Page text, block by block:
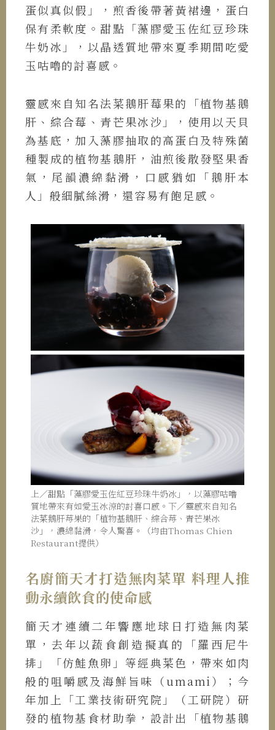
蛋似真似假」，煎香後帶著黃裙邊，蛋白
保有柔軟度。甜點「藻膠愛玉佐紅豆珍珠
牛奶冰」，以晶透質地帶來夏季期間吃愛
玉咕嚕的討喜感。
靈感來自知名法菜鵝肝莓果的「植物基鵝
肝、綜合莓、青芒果冰沙」，使用以天貝
為基底，加入藻膠抽取的高蛋白及特殊菌
種製成的植物基鵝肝，油煎後散發堅果香
氣，尾韻濃綿黏滑，口感猶如「鵝肝本
人」般細膩絲滑，還容易有飽足感。
上／甜點「藻膠愛玉佐紅豆珍珠牛奶冰」，以藻膠咕嚕
質地帶來有如愛玉冰涼的討喜口感。下／靈感來自知名
法菜鵝肝莓果的「植物基鵝肝、綜合莓、青芒果冰
沙」，濃綿黏滑，令人驚喜。（均由Thomas Chien
Restaurant提供）
名廚簡天才打造無肉菜單 料理人推
動永續飲食的使命感
簡天才連續二年響應地球日打造無肉菜
單，去年以蔬食創造擬真的「羅西尼牛
排」「仿鮭魚卵」等經典菜色，帶來如肉
般的咀嚼感及海鮮旨味（umami）；今
年加上「工業技術研究院」（工研院）研
發的植物基食材助拳，設計出「植物基鵝